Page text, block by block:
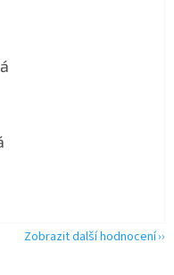
5 hvězdiček.
5 hvězdiček.
5 hvězdiček.
Zobrazit další hodnocení